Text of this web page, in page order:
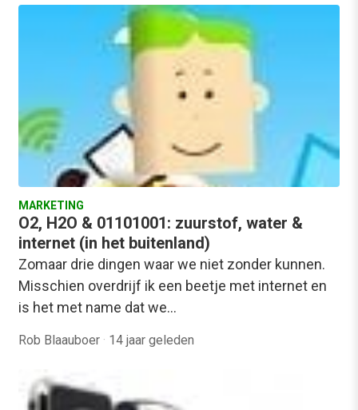
MARKETING
O2, H2O & 01101001: zuurstof, water &
internet (in het buitenland)
Zomaar drie dingen waar we niet zonder kunnen.
Misschien overdrijf ik een beetje met internet en
is het met name dat we…
Rob Blaauboer · 14 jaar geleden